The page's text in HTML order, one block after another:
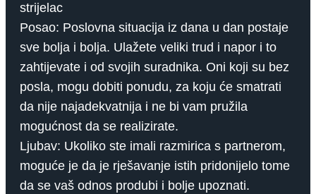
strijelac
Posao: Poslovna situacija iz dana u dan postaje
sve bolja i bolja. Ulažete veliki trud i napor i to
zahtijevate i od svojih suradnika. Oni koji su bez
posla, mogu dobiti ponudu, za koju će smatrati
da nije najadekvatnija i ne bi vam pružila
mogućnost da se realizirate.
Ljubav: Ukoliko ste imali razmirica s partnerom,
moguće je da je rješavanje istih pridonijelo tome
da se vaš odnos produbi i bolje upoznati.